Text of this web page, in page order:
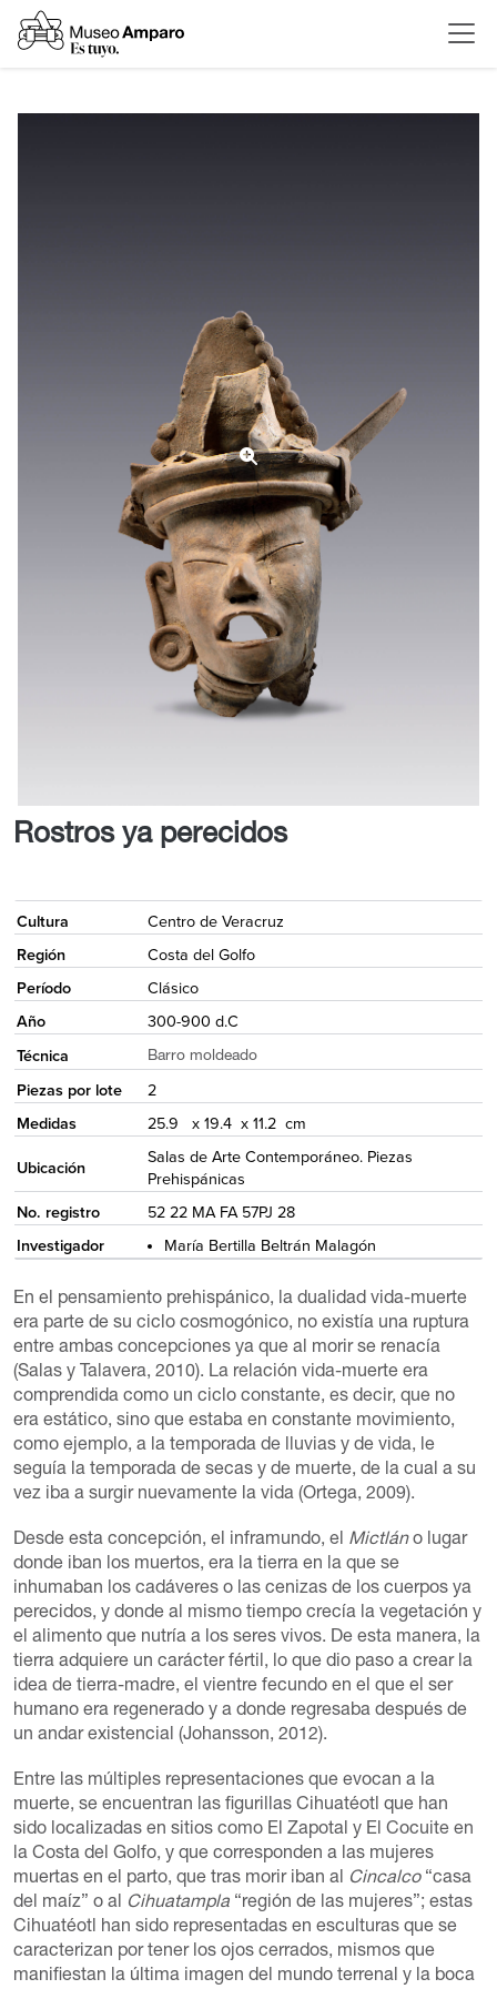
Rostros ya perecidos
Cultura
Centro de Veracruz
Región
Costa del Golfo
Período
Clásico
Año
300-900 d.C
Técnica
Barro moldeado
Piezas por lote
2
Medidas
25.9 x 19.4 x 11.2 cm
Ubicación
Salas de Arte Contemporáneo. Piezas
Prehispánicas
No. registro
52 22 MA FA 57PJ 28
Investigador
María Bertilla Beltrán Malagón
En el pensamiento prehispánico, la dualidad vida-muerte
era parte de su ciclo cosmogónico, no existía una ruptura
entre ambas concepciones ya que al morir se renacía
(Salas y Talavera, 2010). La relación vida-muerte era
comprendida como un ciclo constante, es decir, que no
era estático, sino que estaba en constante movimiento,
como ejemplo, a la temporada de lluvias y de vida, le
seguía la temporada de secas y de muerte, de la cual a su
vez iba a surgir nuevamente la vida (Ortega, 2009).
Desde esta concepción, el inframundo, el Mictláno lugar
donde iban los muertos, era la tierra en la que se
inhumaban los cadáveres o las cenizas de los cuerpos ya
perecidos, y donde al mismo tiempo crecía la vegetación y
el alimento que nutría a los seres vivos. De esta manera, la
tierra adquiere un carácter fértil, lo que dio paso a crear la
idea de tierra-madre, el vientre fecundo en el que el ser
humano era regenerado y a donde regresaba después de
un andar existencial (Johansson, 2012).
Entre las múltiples representaciones que evocan a la
muerte, se encuentran las figurillas Cihuatéotl que han
sido localizadas en sitios como El Zapotal y El Cocuite en
la Costa del Golfo, y que corresponden a las mujeres
muertas en el parto, que tras morir iban al Cincalco“casa
del maíz” o al Cihuatampla“región de las mujeres”; estas
Cihuatéotl han sido representadas en esculturas que se
caracterizan por tener los ojos cerrados, mismos que
manifiestan la última imagen del mundo terrenal y la boca